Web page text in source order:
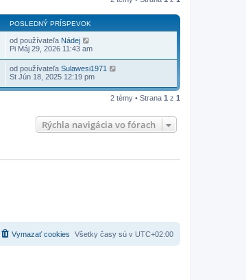
POSLEDNÝ PRÍSPEVOK
od používateľa Nádej
Pi Máj 29, 2026 11:43 am
od používateľa Sulawesi1971
St Jún 18, 2025 12:19 pm
2 témy • Strana 1 z 1
Rýchla navigácia vo fórach
Všetky časy sú v UTC+02:00
Vymazať cookies